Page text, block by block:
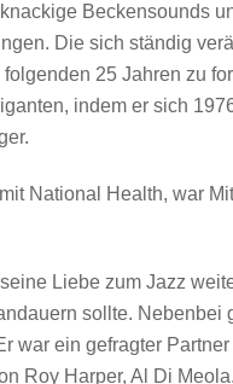
Beckensounds
Die sich ständig
25 Jahren zu
indem er sich
National Health, war
Liebe zum Jazz
sollte.
war ein gefragter
Roy Harper, Al Di